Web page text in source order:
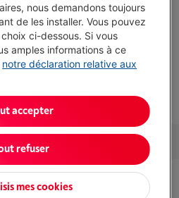
couleurs
Nos conseils
nous demandons toujours
de les installer. Vous pouvez
ci-dessous. Si vous
amples informations à ce
notre déclaration relative aux
mes cookies
refuser
accepter